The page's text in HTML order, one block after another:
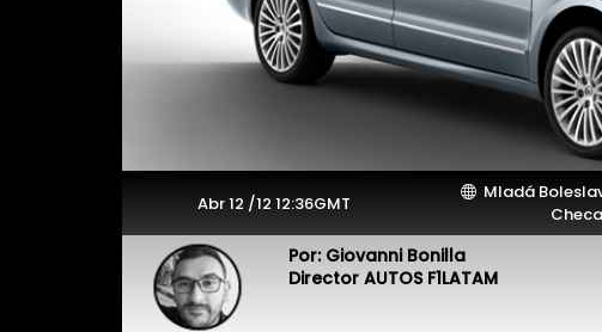
Abr 12 /12 12:36GMT
Mladá
Checa
Por: Giovanni Bonilla
Director AUTOS F1LATAM